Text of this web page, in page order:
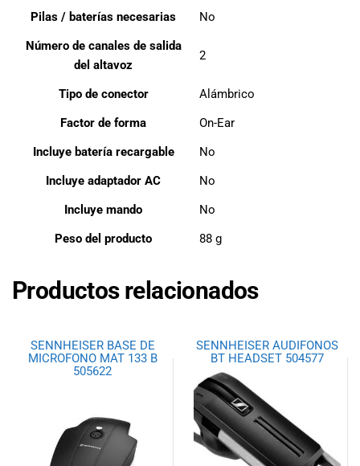
Pilas / baterías necesarias
No
Número de canales de salida
del altavoz
2
Tipo de conector
Alámbrico
Factor de forma
On-Ear
Incluye batería recargable
No
Incluye adaptador AC
No
Incluye mando
No
Peso del producto
88 g
Productos relacionados
SENNHEISER BASE DE
MICROFONO MAT 133 B
505622
SENNHEISER AUDIFONOS
BT HEADSET 504577